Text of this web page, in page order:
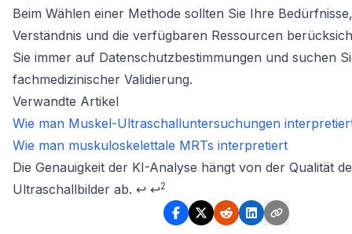
Beim Wählen einer Methode sollten Sie Ihre
Verständnis und die verfügbaren Ressourcen
Sie immer auf Datenschutzbestimmungen und suchen
fachmedizinischer Validierung.
Verwandte Artikel
Wie man Muskel-Ultraschalluntersuchungen
Wie man muskuloskelettale MRTs interpretiert
Footnotes
Die Genauigkeit der KI-Analyse hängt von der Qualität
Ultraschallbilder ab. ↩ ↩2